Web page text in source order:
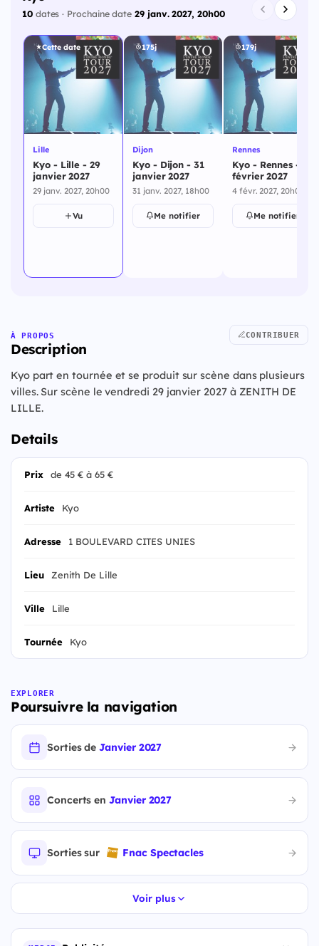
10dates · Prochaine date29 janv. 2027, 20h00
Cette date
Lille
Kyo - Lille - 29
janvier 2027
29 janv. 2027, 20h00
Vu
175j
Dijon
Kyo - Dijon - 31
janvier 2027
31 janv. 2027, 18h00
Me notifier
179j
Rennes
Kyo - Rennes - 4
février 2027
4 févr. 2027, 20h00
Me notifier
À PROPOS
Description
CONTRIBUER
Kyo part en tournée et se produit sur scène dans plusieurs
villes. Sur scène le vendredi 29 janvier 2027 à ZENITH DE
LILLE.
Details
Prix de 45 € à 65 €
Artiste Kyo
Adresse 1 BOULEVARD CITES UNIES
Lieu Zenith De Lille
Ville Lille
Tournée Kyo
EXPLORER
Poursuivre la navigation
Sorties deJanvier 2027
Concerts enJanvier 2027
Sorties sur Fnac Spectacles
Voir plus